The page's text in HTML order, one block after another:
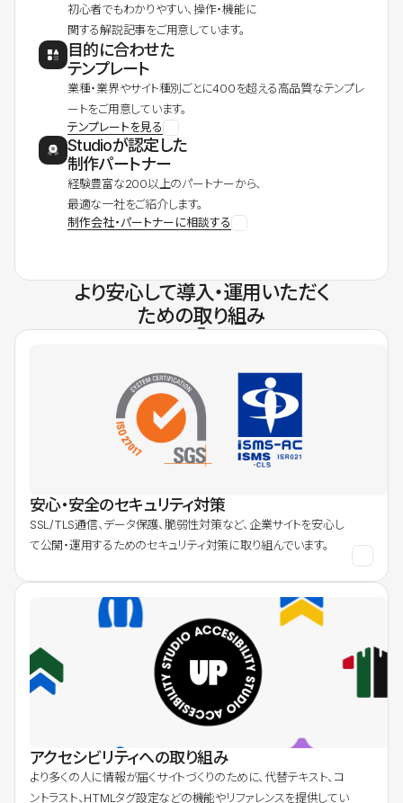
初心者でもわかりやすい、操作・機能に
関する解説記事をご用意しています。
目的に合わせた
テンプレート
業種・業界やサイト種別ごとに400を超える高品質なテンプレ
ートをご用意しています。
テンプレートを見る
Studioが認定した
制作パートナー
経験豊富な200以上のパートナーから、
最適な一社をご紹介します。
制作会社・パートナーに相談する
より安心して導入・運用いただく
ための取り組み
安心・安全のセキュリティ対策
SSL/TLS通信、データ保護、脆弱性対策など、企業サイトを安心し
て公開・運用するためのセキュリティ対策に取り組んでいます。
アクセシビリティへの取り組み
より多くの人に情報が届くサイトづくりのために、代替テキスト、コ
ントラスト、HTMLタグ設定などの機能やリファレンスを提供してい